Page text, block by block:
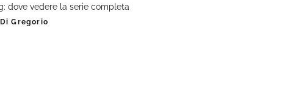
dove vedere la serie completa
Gregorio